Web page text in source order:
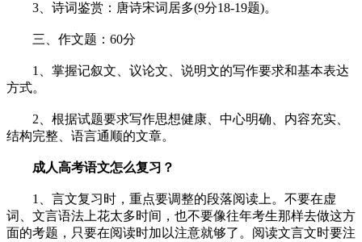
3、诗词鉴赏：唐诗宋词居多(9分18-19题)。
三、作文题：60分
1、掌握记叙文、议论文、说明文的写作要求和基本表达
方式。
2、根据试题要求写作思想健康、中心明确、内容充实、
结构完整、语言通顺的文章。
成人高考语文怎么复习？
1、言文复习时，重点要调整的段落阅读上。不要在虚
词、文言语法上花太多时间，也不要像往年考生那样去做这方
面的考题，只要在阅读时加以注意就够了。阅读文言文时要注